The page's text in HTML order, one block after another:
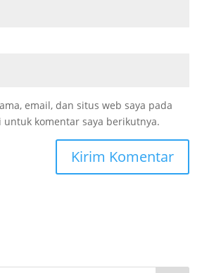
email, dan situs web saya pada
komentar saya berikutnya.